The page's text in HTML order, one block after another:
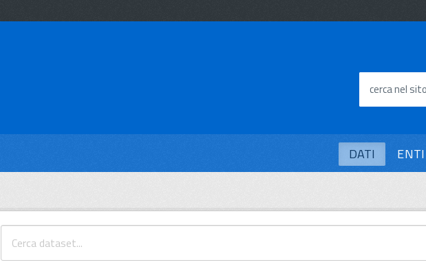
cerca nel sito
DATI ENTI